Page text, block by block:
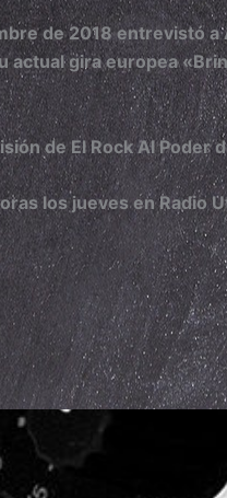
de 2018 entrevistó a
actual gira europea
de El Rock Al Poder
los jueves en Radio